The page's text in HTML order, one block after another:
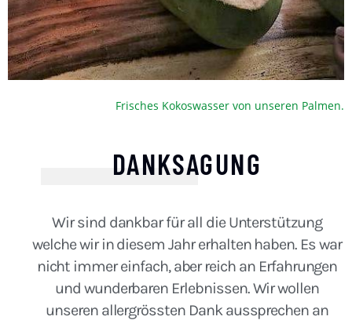
Frisches Kokoswasser von unseren Palmen.
DANKSAGUNG
Wir sind dankbar für all die Unterstützung
welche wir in diesem Jahr erhalten haben. Es war
nicht immer einfach, aber reich an Erfahrungen
und wunderbaren Erlebnissen. Wir wollen
unseren allergrössten Dank aussprechen an